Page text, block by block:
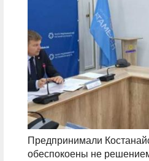
Предпринимали
обеспокоены не